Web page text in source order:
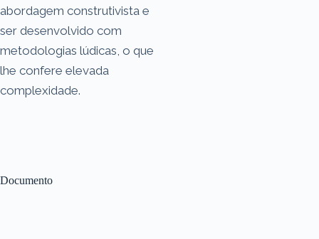
Documento
abordagem construtivista e
ser desenvolvido com
metodologias lúdicas, o que
lhe confere elevada
complexidade.